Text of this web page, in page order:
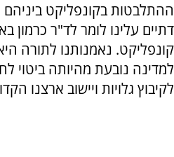
ההתלבטות בקונפליקט ביניהם
דתיים עלינו לומר לד"ר כרמון
קונפליקט. נאמנותנו לתורה
למדינה נובעת מהיותה ביטוי
לקיבוץ גלויות ויישוב ארצנו